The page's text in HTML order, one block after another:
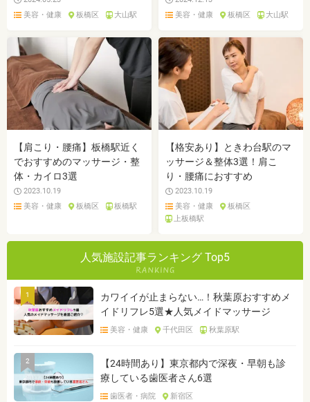
美容・健康
板橋区 大山駅
美容・健康
板橋区 大山駅
【肩こり・腰痛】板橋駅近く
でおすすめのマッサージ・整
体・カイロ3選
2023.10.19
美容・健康
板橋区 板橋駅
【格安あり】ときわ台駅のマ
ッサージ＆整体3選！肩こ
り・腰痛におすすめ
2023.10.19
美容・健康
板橋区
上板橋駅
人気施設記事ランキング Top5
1
カワイイが止まらない…！秋葉原おすすめメ
イドリフレ5選★人気メイドマッサージ
美容・健康 千代田区 秋葉原駅
2
【24時間あり】東京都内で深夜・早朝も診
療している歯医者さん6選
歯医者・病院 新宿区